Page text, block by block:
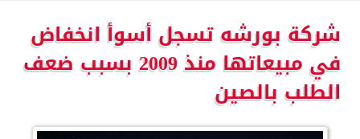
شركة بورشه تسجل أسوأ انخفاض
في مبيعاتها منذ 2009 بسبب ضعف
الطلب بالصين